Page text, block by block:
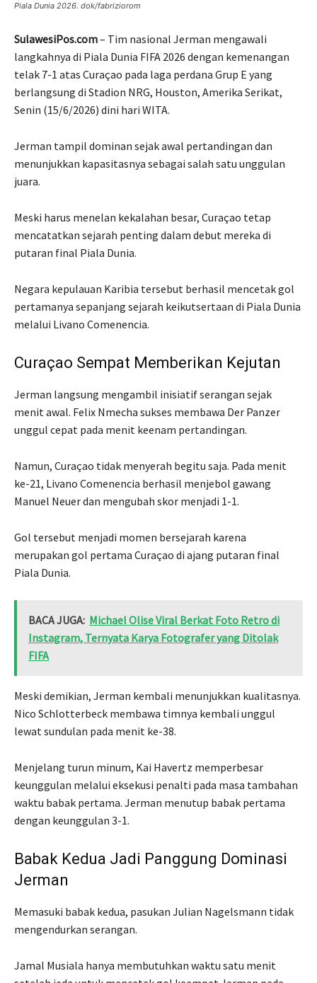
Piala Dunia 2026. dok/fabriziorom
SulawesiPos.com– Tim nasional Jerman mengawali
langkahnya di Piala Dunia FIFA 2026 dengan kemenangan
telak 7-1 atas Curaçao pada laga perdana Grup E yang
berlangsung di Stadion NRG, Houston, Amerika Serikat,
Senin (15/6/2026) dini hari WITA.
Jerman tampil dominan sejak awal pertandingan dan
menunjukkan kapasitasnya sebagai salah satu unggulan
juara.
Meski harus menelan kekalahan besar, Curaçao tetap
mencatatkan sejarah penting dalam debut mereka di
putaran final Piala Dunia.
Negara kepulauan Karibia tersebut berhasil mencetak gol
pertamanya sepanjang sejarah keikutsertaan di Piala Dunia
melalui Livano Comenencia.
Curaçao Sempat Memberikan Kejutan
Jerman langsung mengambil inisiatif serangan sejak
menit awal. Felix Nmecha sukses membawa Der Panzer
unggul cepat pada menit keenam pertandingan.
Namun, Curaçao tidak menyerah begitu saja. Pada menit
ke-21, Livano Comenencia berhasil menjebol gawang
Manuel Neuer dan mengubah skor menjadi 1-1.
Gol tersebut menjadi momen bersejarah karena
merupakan gol pertama Curaçao di ajang putaran final
Piala Dunia.
BACA JUGA: Michael Olise Viral Berkat Foto Retro di
Instagram, Ternyata Karya Fotografer yang Ditolak
FIFA
Meski demikian, Jerman kembali menunjukkan kualitasnya.
Nico Schlotterbeck membawa timnya kembali unggul
lewat sundulan pada menit ke-38.
Menjelang turun minum, Kai Havertz memperbesar
keunggulan melalui eksekusi penalti pada masa tambahan
waktu babak pertama. Jerman menutup babak pertama
dengan keunggulan 3-1.
Babak Kedua Jadi Panggung Dominasi
Jerman
Memasuki babak kedua, pasukan Julian Nagelsmann tidak
mengendurkan serangan.
Jamal Musiala hanya membutuhkan waktu satu menit